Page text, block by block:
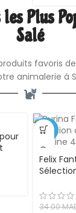
Plus
Salé
favoris
animalerie à
-35%
Felix
Chats –
Tendres
34.00